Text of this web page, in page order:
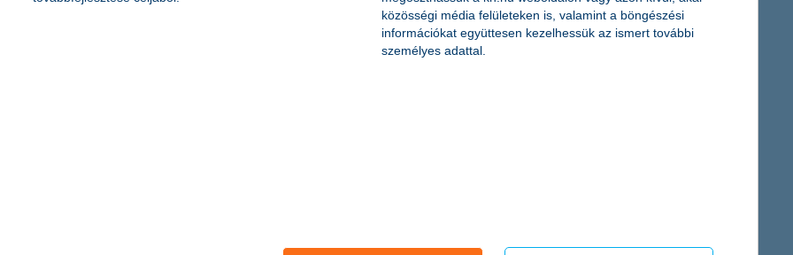
cég szinkronizálta K&H bankszámláját a szolgáltatással. Ezzel a cégek talán legnagyobb rémálma, a pénzügyi adminisztráció vált
közösségi média felületeken is, valamint a böngészési
információkat együttesen kezelhessük az ismert további
személyes adattal.